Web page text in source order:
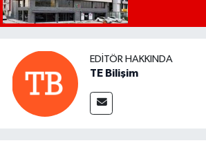
EDITÖR HAKKINDA
TE Bilişim